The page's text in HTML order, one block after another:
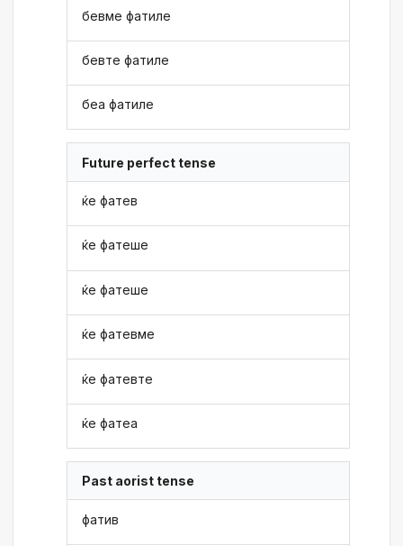
бевме фатиле
бевте фатиле
беа фатиле
Future perfect tense
ќе фатев
ќе фатеше
ќе фатеше
ќе фатевме
ќе фатевте
ќе фатеа
Past aorist tense
фатив